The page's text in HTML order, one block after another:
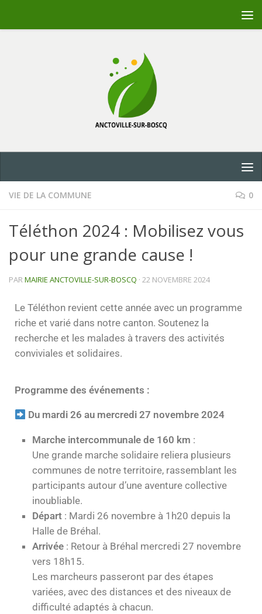
VIE DE LA COMMUNE 0
Téléthon 2024 : Mobilisez vous
pour une grande cause !
PARMAIRIE ANCTOVILLE-SUR-BOSCQ · 22 NOVEMBRE 2024
Le Téléthon revient cette année avec un programme
riche et varié dans notre canton. Soutenez la
recherche et les malades à travers des activités
conviviales et solidaires.
Programme des événements :
Du mardi 26 au mercredi 27 novembre 2024
Marche intercommunale de 160 km :
Une grande marche solidaire reliera plusieurs
communes de notre territoire, rassemblant les
participants autour d’une aventure collective
inoubliable.
Départ : Mardi 26 novembre à 1h20 depuis la
Halle de Bréhal.
Arrivée : Retour à Bréhal mercredi 27 novembre
vers 18h15.
Les marcheurs passeront par des étapes
variées, avec des distances et des niveaux de
difficulté adaptés à chacun.